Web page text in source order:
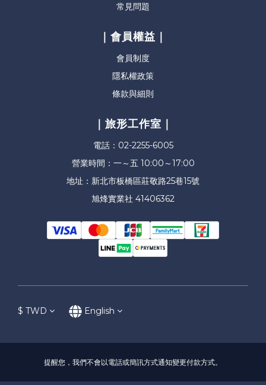
常見問題
｜會員權益｜
會員制度
隱私權政策
條款與細則
｜旅形工作室｜
電話：02-2255-6005
營業時間：一～五 10:00～17:00
地址：新北市板橋區莊敬路25巷15號
旭烽實業社 41406362
$ TWD English
提醒您，我們不會以電話或簡訊方式通知變更付款方式。